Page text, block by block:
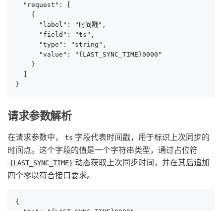
  "request": [
    {
      "label": "时间戳",
      "field": "ts",
      "type": "string",
      "value": "{LAST_SYNC_TIME}0000"
    }
}
请求参数解析
在请求参数中， ts 字段代表时间戳，用于标识上次同步的
时间点。这个字段的值是一个字符串类型，通过占位符
{LAST_SYNC_TIME} 动态获取上次同步时间，并在其后追加
四个零以符合接口要求。
{